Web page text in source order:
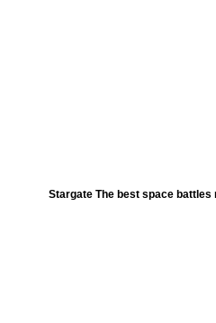
Stargate The best space battles